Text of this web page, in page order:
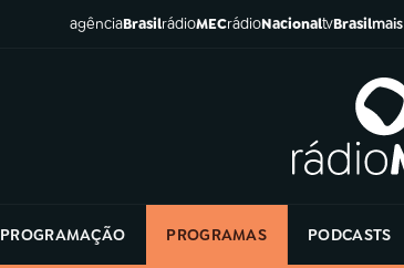
agênciaBrasilrádioMECrádioNacionaltvBrasilmais
PROGRAMAÇÃO PROGRAMAS PODCASTS